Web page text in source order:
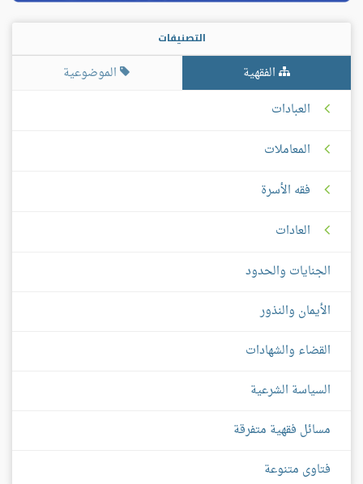
التصنيفات
الفقهية
الموضوعية
العبادات
المعاملات
فقه الأسرة
العادات
الجنايات والحدود
الأيمان والنذور
القضاء والشهادات
السياسة الشرعية
مسائل فقهية متفرقة
فتاوى متنوعة